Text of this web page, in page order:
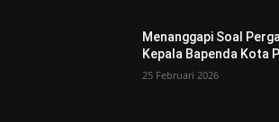
Menanggapi Soal
Kepala Bapenda Kota
25 Februari 2026